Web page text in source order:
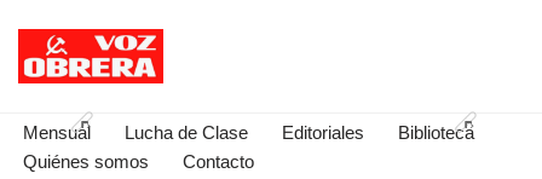
Saltar
contenido
Mensual Lucha de Clase Editoriales
Biblioteca
Quiénes somos
Contacto